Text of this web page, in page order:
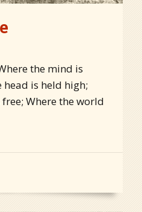
the mind is
is held high;
Where the world